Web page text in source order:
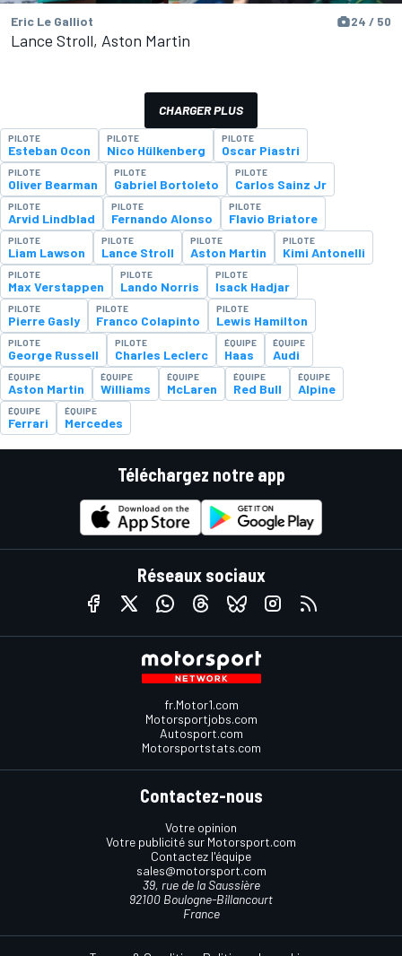
Eric Le Galliot 24 / 50
Lance Stroll, Aston Martin
CHARGER PLUS
PILOTE
Esteban Ocon
PILOTE
Nico Hülkenberg
PILOTE
Oscar Piastri
PILOTE
Oliver Bearman
PILOTE
Gabriel Bortoleto
PILOTE
Carlos Sainz Jr
PILOTE
Arvid Lindblad
PILOTE
Fernando Alonso
PILOTE
Flavio Briatore
PILOTE
Liam Lawson
PILOTE
Lance Stroll
PILOTE
Aston Martin
PILOTE
Kimi Antonelli
PILOTE
Max Verstappen
PILOTE
Lando Norris
PILOTE
Isack Hadjar
PILOTE
Pierre Gasly
PILOTE
Franco Colapinto
PILOTE
Lewis Hamilton
PILOTE
George Russell
PILOTE
Charles Leclerc
ÉQUIPE
Haas
ÉQUIPE
Audi
ÉQUIPE
Aston Martin
ÉQUIPE
Williams
ÉQUIPE
McLaren
ÉQUIPE
Red Bull
ÉQUIPE
Alpine
ÉQUIPE
Ferrari
ÉQUIPE
Mercedes
Téléchargez notre app
Réseaux sociaux
fr.Motor1.com
Motorsportjobs.com
Autosport.com
Motorsportstats.com
Contactez-nous
Votre opinion
Votre publicité sur Motorsport.com
Contactez l'équipe
sales@motorsport.com
39, rue de la Saussière
92100 Boulogne-Billancourt
France